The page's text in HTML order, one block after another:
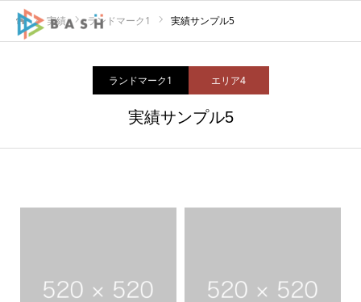
ーム
実績 ランドマーク1 実績サンプル5
ランドマーク1 エリア4
実績サンプル5